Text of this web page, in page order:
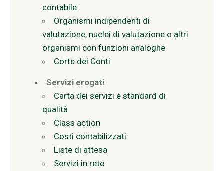
contabile
Organismi indipendenti di
valutazione, nuclei di valutazione o altri
organismi con funzioni analoghe
Corte dei Conti
Servizi erogati
Carta dei servizi e standard di
qualità
Class action
Costi contabilizzati
Liste di attesa
Servizi in rete